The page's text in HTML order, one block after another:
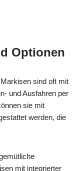
Optionen
sind oft mit
und Ausfahren per
sie mit
werden, die
mit integrierter